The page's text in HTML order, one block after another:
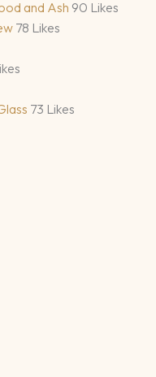
and Ash 90 Likes
78 Likes
73 Likes